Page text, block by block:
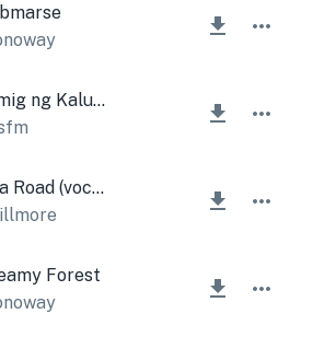
Himig ng Kaluluwa
Sea Road (vocal version)
Forest